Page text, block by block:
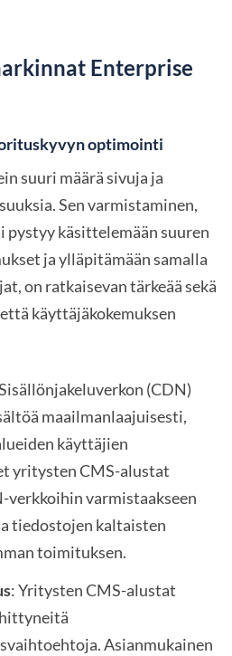
Enterprise
optimointi
suuri määrä sivuja ja
Sen varmistaminen,
käsittelemään suuren
ja ylläpitämään samalla
on ratkaisevan tärkeää sekä
käyttäjäkokemuksen
(CDN)
maailmanlaajuisesti,
käyttäjien
yritysten CMS-alustat
varmistaakseen
tiedostojen kaltaisten
toimituksen.
: Yritysten CMS-alustat
Asianmukainen